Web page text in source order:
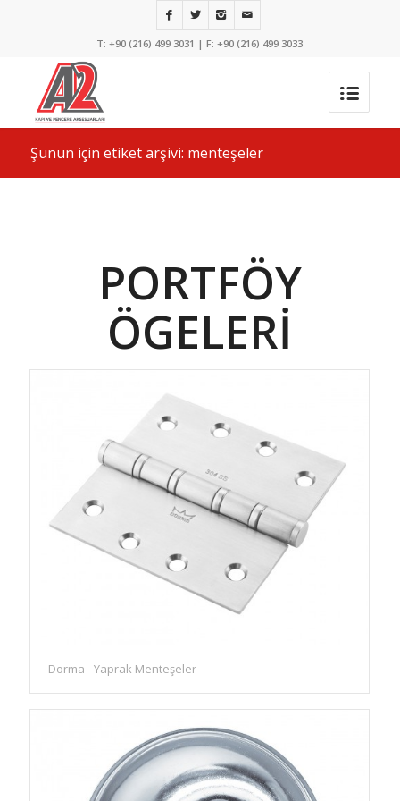
T: +90 (216) 499 3031 | F: +90 (216) 499 3033
Şunun için etiket arşivi: menteşeler
PORTFÖY
ÖGELERI
Dorma - Yaprak Menteşeler